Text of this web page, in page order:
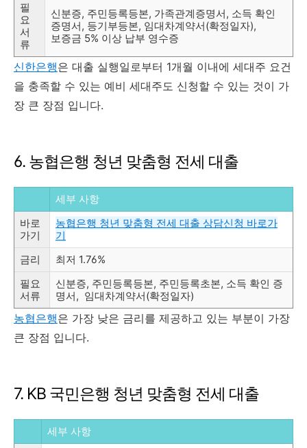
필
요
서
류
신분증, 주민등록등본, 가족관계증명서, 소득 확인
증명서, 등기부등본, 임대차계약서(확정일자),
보증금 5% 이상 납부 영수증
신한은행은 대출 실행일로부터 1개월 이내에 세대주 요건
을 충족할 수 있는 예비 세대주도 신청할 수 있는 것이 가
장 큰 장점 입니다.
6. 농협은행 청년 맞춤형 전세 대출
세부 사항
바로
가기
농협은행 청년 맞춤형 전세 대출 상담신청 바로가
기
금리
최저 1.76%
필요
서류
신분증, 주민등록등본, 주민등록초본, 소득 확인 증
명서, 임대차계약서(확정일자)
농협은행은 가장 낮은 금리를 제공하고 있는 부분이 가장
큰 장점 입니다.
7. KB 국민은행 청년 맞춤형 전세 대출
세부 사항